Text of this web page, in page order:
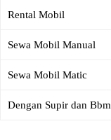
Rental Mobil
Sewa Mobil Manual
Sewa Mobil Matic
Dengan Supir dan Bbm